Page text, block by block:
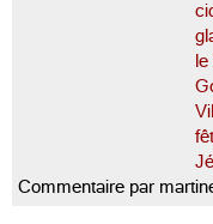
Commentaire par